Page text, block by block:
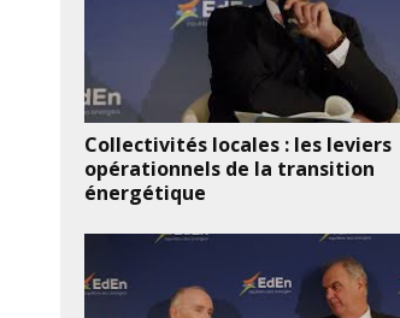
Collectivités locales : les leviers
opérationnels de la transition
énergétique